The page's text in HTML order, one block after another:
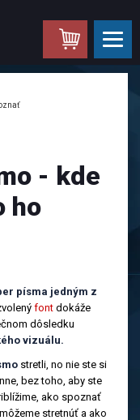
- kde
ho
písma jedným z
font dokáže
dôsledku
vizuálu.
stretli, no nie ste si
bez toho, aby ste
ako spoznať
stretnúť a ako